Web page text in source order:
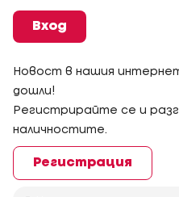
Вход
Новост в нашия
дошли!
Регистрирайте се и
наличностите.
Регистрация